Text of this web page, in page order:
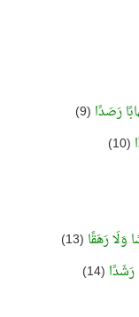
رَصَدًا (9)
(10)
وَلَا رَهَقًا (13)
رَشَدًا (14)